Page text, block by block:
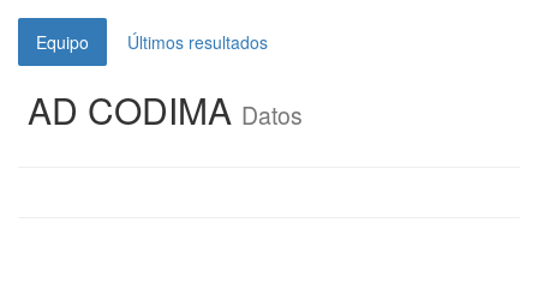
Equipo Últimos resultados
AD CODIMA Datos